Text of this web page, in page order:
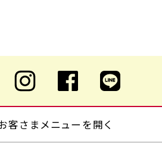
客さまメニューを開く